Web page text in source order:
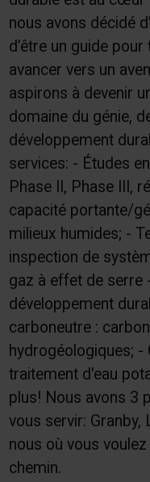
nous avons décidé
d’être un guide
avancer vers un
aspirons à devenir
domaine du génie,
développement
services: - Études
Phase II, Phase III,
capacité portante/
milieux humides; -
inspection de
gaz à effet de serre
développement
carboneutre :
hydrogéologiques;
traitement d'eau
plus! Nous avons 3
vous servir: Granby,
nous où vous
chemin.